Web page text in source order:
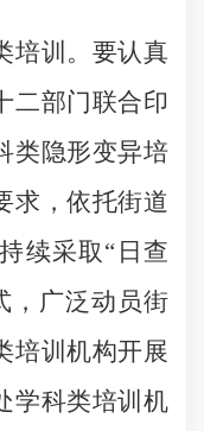
训。要认真
二部门联合印
类隐形变异培
求，依托街道
续采取“日查
，广泛动员街
培训机构开展
学科类培训机